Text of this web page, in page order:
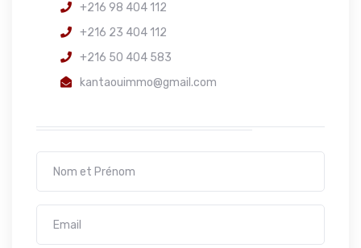
+216 98 404 112
+216 23 404 112
+216 50 404 583
kantaouimmo@gmail.com